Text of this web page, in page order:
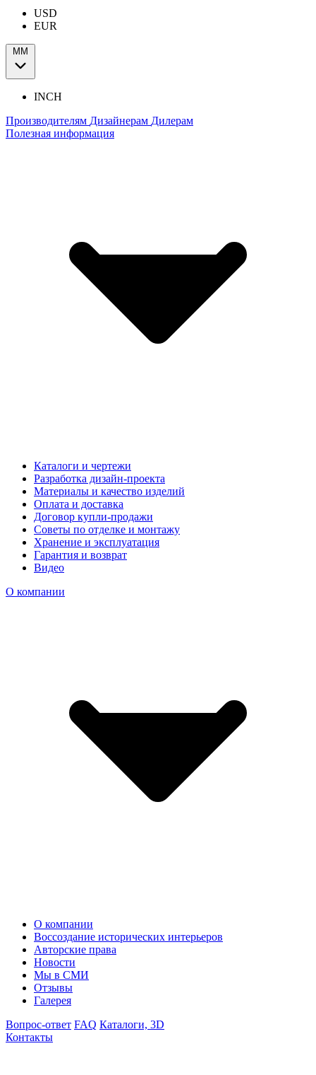
USD
EUR
ММ
INCH
Производителям Дизайнерам Дилерам
Полезная информация
Каталоги и чертежи
Разработка дизайн-проекта
Материалы и качество изделий
Оплата и доставка
Договор купли-продажи
Советы по отделке и монтажу
Хранение и эксплуатация
Гарантия и возврат
Видео
О компании
О компании
Воссоздание исторических интерьеров
Авторские права
Новости
Мы в СМИ
Отзывы
Галерея
Вопрос-ответ FAQ Каталоги, 3D
Контакты